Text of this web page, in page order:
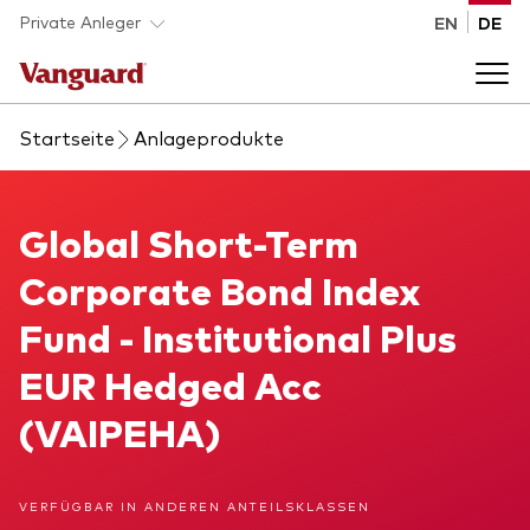
Skip to main content
Private Anleger EN DE
Anlageprodukte
Produktart
ETFs
Indexfonds
Alle Produkte
Anlageklasse
Wissen
Wie investieren
Über uns
Startseite Anlageprodukte
Global Short-Term Corporate Bond Index Fund
Global Short-Term
Corporate Bond Index
Fund - Institutional Plus
EUR Hedged Acc
(VAIPEHA)
VERFÜGBAR IN ANDEREN ANTEILSKLASSEN